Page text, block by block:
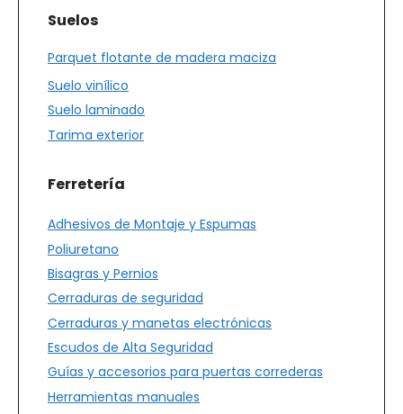
Suelos
Parquet flotante de madera maciza
Suelo vinílico
Suelo laminado
Tarima exterior
Ferretería
Adhesivos de Montaje y Espumas
Poliuretano
Bisagras y Pernios
Cerraduras de seguridad
Cerraduras y manetas electrónicas
Escudos de Alta Seguridad
Guías y accesorios para puertas correderas
Herramientas manuales